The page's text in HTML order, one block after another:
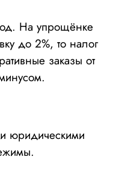
На упрощёнке
до 2%, то налог
заказы от
юридическими